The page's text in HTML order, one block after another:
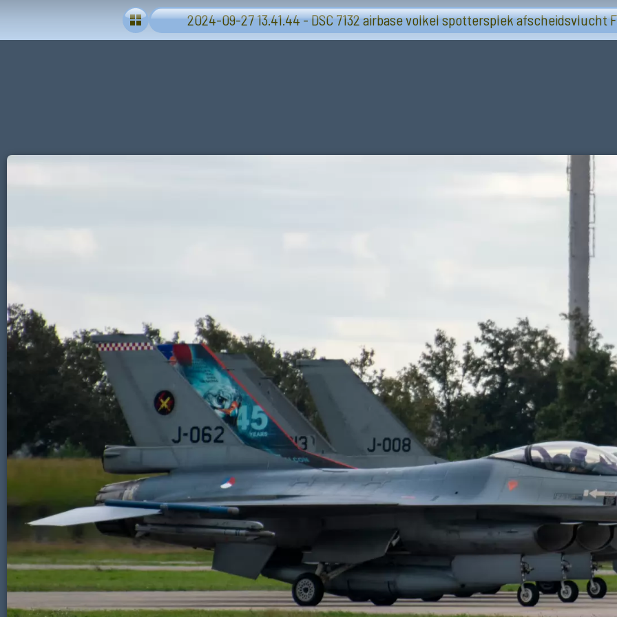
Volkel airbase 2024-09-27 afscheid F-16
2024-09-27 13.41.44 - DSC 7132 airbase volkel spottersplek afscheidsvlucht